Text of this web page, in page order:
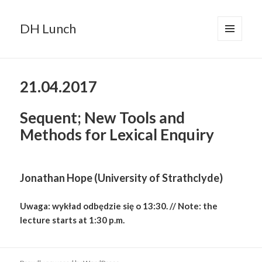
DH Lunch
21.04.2017
Sequent; New Tools and
Methods for Lexical Enquiry
Jonathan Hope (University of Strathclyde)
Uwaga: wykład odbędzie się o 13:30. // Note: the
lecture starts at 1:30 p.m.